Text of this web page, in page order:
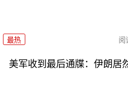
最热 阅
美军收到最后通牒：伊朗居